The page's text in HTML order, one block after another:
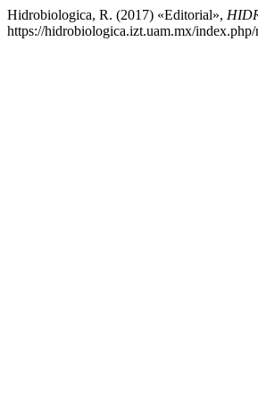
Hidrobiologica, R. (2017) «Editorial»,
https://hidrobiologica.izt.uam.mx/